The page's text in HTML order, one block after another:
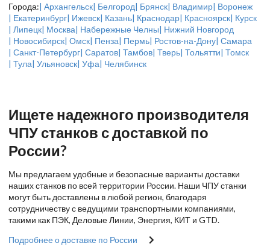
Города:| Архангельск| Белгород| Брянск| Владимир| Воронеж
| Екатеринбург| Ижевск| Казань| Краснодар| Красноярск| Курск
| Липецк| Москва| Набережные Челны| Нижний Новгород
| Новосибирск| Омск| Пенза| Пермь| Ростов-на-Дону| Самара
| Санкт-Петербург| Саратов| Тамбов| Тверь| Тольятти| Томск
| Тула| Ульяновск| Уфа| Челябинск
Ищете надежного производителя
ЧПУ станков с доставкой по
России?
Мы предлагаем удобные и безопасные варианты доставки
наших станков по всей территории России. Наши ЧПУ станки
могут быть доставлены в любой регион, благодаря
сотрудничеству с ведущими транспортными компаниями,
такими как ПЭК, Деловые Линии, Энергия, КИТ и GTD.
Подробнее о доставке по России